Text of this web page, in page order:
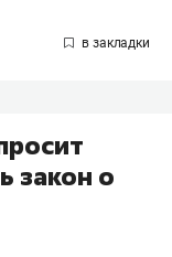
закон о